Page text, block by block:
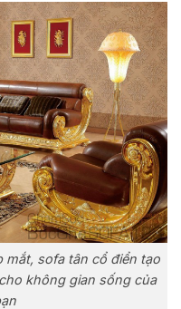
mắt, sofa tân cổ điển tạo
không gian sống của